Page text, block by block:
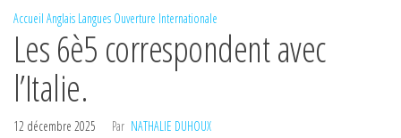
Accueil Anglais Langues Ouverture Internationale
Les 6è5 correspondent avec
l’Italie.
12 décembre 2025 Par NATHALIE DUHOUX